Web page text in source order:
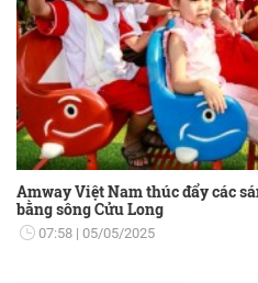
Amway Việt Nam thúc đẩy các
bằng sông Cửu Long
07:58 05/05/2025